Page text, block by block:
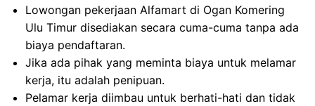
Lowongan pekerjaan Alfamart di Ogan Komering
Ulu Timur disediakan secara cuma-cuma tanpa ada
biaya pendaftaran.
Jika ada pihak yang meminta biaya untuk melamar
kerja, itu adalah penipuan.
Pelamar kerja diimbau untuk berhati-hati dan tidak